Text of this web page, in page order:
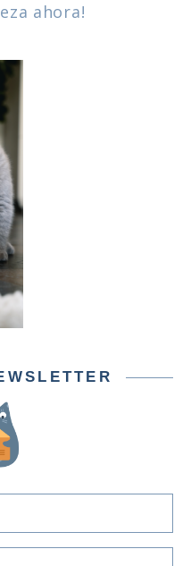
ahora!